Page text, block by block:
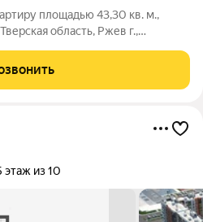
площадью 43,30 кв. м.,
область, Ржев г.,
номер объекта
этаж из 10